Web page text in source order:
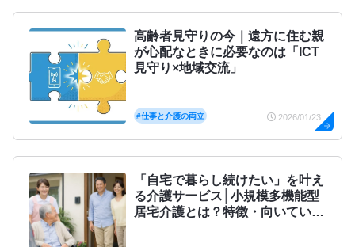
高齢者見守りの今｜遠方に住む親
が心配なときに必要なのは「ICT
見守り×地域交流」
#仕事と介護の両立 2026/01/23
「自宅で暮らし続けたい」を叶え
る介護サービス│小規模多機能型
居宅介護とは？特徴・向いている